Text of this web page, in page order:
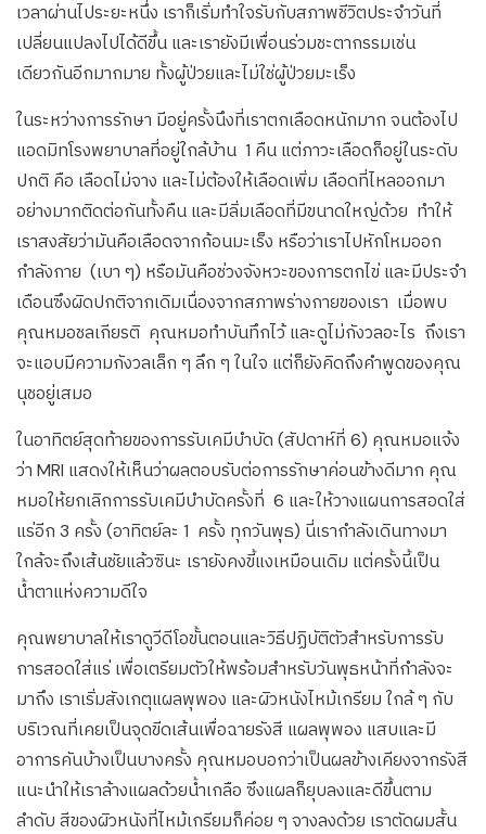
เวลาผ่านไประยะหนึ่ง เราก็เริ่มทำใจรับกับสภาพชีวิตประจำวันที่
เปลี่ยนแปลงไปได้ดีขึ้น และเรายังมีเพื่อนร่วมชะตากรรมเช่น
เดียวกันอีกมากมาย ทั้งผู้ป่วยและไม่ใช่ผู้ป่วยมะเร็ง
ในระหว่างการรักษา มีอยู่ครั้งนึงที่เราตกเลือดหนักมาก จนต้องไป
แอดมิทโรงพยาบาลที่อยู่ใกล้บ้าน 1 คืน แต่ภาวะเลือดก็อยู่ในระดับ
ปกติ คือ เลือดไม่จาง และไม่ต้องให้เลือดเพิ่ม เลือดที่ไหลออกมา
อย่างมากติดต่อกันทั้งคืน และมีลิ่มเลือดที่มีขนาดใหญ่ด้วย ทำให้
เราสงสัยว่ามันคือเลือดจากก้อนมะเร็ง หรือว่าเราไปหักโหมออก
กำลังกาย (เบา ๆ) หรือมันคือช่วงจังหวะของการตกไข่ และมีประจำ
เดือนซึงผิดปกติจากเดิมเนื่องจากสภาพร่างกายของเรา เมื่อพบ
คุณหมอชลเกียรติ คุณหมอทำบันทึกไว้ และดูไม่กังวลอะไร ถึงเรา
จะแอบมีความกังวลเล็ก ๆ ลึก ๆ ในใจ แต่ก็ยังคิดถึงคำพูดของคุณ
นุชอยู่เสมอ
ในอาทิตย์สุดท้ายของการรับเคมีบำบัด (สัปดาห์ที่ 6) คุณหมอแจ้ง
ว่า MRI แสดงให้เห็นว่าผลตอบรับต่อการรักษาค่อนข้างดีมาก คุณ
หมอให้ยกเลิกการรับเคมีบำบัดครั้งที่ 6 และให้วางแผนการสอดใส่
แร่อีก 3 ครั้ง (อาทิตย์ละ 1 ครั้ง ทุกวันพุธ) นี่เรากำลังเดินทางมา
ใกล้จะถึงเส้นชัยแล้วซินะ เรายังคงขี้แงเหมือนเดิม แต่ครั้งนี้เป็น
น้ำตาแห่งความดีใจ
คุณพยาบาลให้เราดูวีดีโอขั้นตอนและวิธีปฏิบัติตัวสำหรับการรับ
การสอดใส่แร่ เพื่อเตรียมตัวให้พร้อมสำหรับวันพุธหน้าที่กำลังจะ
มาถึง เราเริ่มสังเกตุแผลพุพอง และผิวหนังไหม้เกรียม ใกล้ ๆ กับ
บริเวณที่เคยเป็นจุดขีดเส้นเพื่อฉายรังสี แผลพุพอง แสบและมี
อาการคันบ้างเป็นบางครั้ง คุณหมอบอกว่าเป็นผลข้างเคียงจากรังสี
แนะนำให้เราล้างแผลด้วยน้ำเกลือ ซึงแผลก็ยุบลงและดีขึ้นตาม
ลำดับ สีของผิวหนังที่ไหม้เกรียมก็ค่อย ๆ จางลงด้วย เราตัดผมสั้น